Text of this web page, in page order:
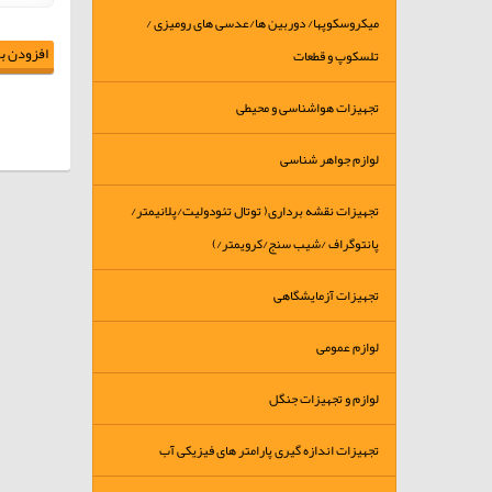
میکروسکوپها/ دوربین ها/عدسی های رومیزی /
تلسکوپ و قطعات
تجهیزات هواشناسی و محیطی
لوازم جواهر شناسی
تجهیزات نقشه برداری( توتال تئودولیت/پلانیمتر/
پانتوگراف /شیب سنج/کرویمتر/)
تجهیزات آزمایشگاهی
لوازم عمومی
لوازم و تجهیزات جنگل
تجهیزات اندازه گیری پارامتر های فیزیکی آب
افزودن